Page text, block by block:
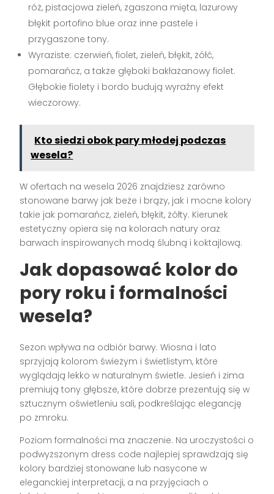
róż, pistacjowa zieleń, zgaszona mięta, lazurowy
błękit portofino blue oraz inne pastele i
przygaszone tony.
Wyraziste: czerwień, fiolet, zieleń, błękit, żółć,
pomarańcz, a także głęboki bakłażanowy fiolet.
Głębokie fiolety i bordo budują wyraźny efekt
wieczorowy.
Kto siedzi obok pary młodej podczas
wesela?
W ofertach na wesela 2026 znajdziesz zarówno
stonowane barwy jak beże i brązy, jak i mocne kolory
takie jak pomarańcz, zieleń, błękit, żółty. Kierunek
estetyczny opiera się na kolorach natury oraz
barwach inspirowanych modą ślubną i koktajlową.
Jak dopasować kolor do
pory roku i formalności
wesela?
Sezon wpływa na odbiór barwy. Wiosna i lato
sprzyjają kolorom świeżym i świetlistym, które
wyglądają lekko w naturalnym świetle. Jesień i zima
premiują tony głębsze, które dobrze prezentują się w
sztucznym oświetleniu sali, podkreślając elegancję
po zmroku.
Poziom formalności ma znaczenie. Na uroczystości o
podwyższonym dress code najlepiej sprawdzają się
kolory bardziej stonowane lub nasycone w
eleganckiej interpretacji, a na przyjęciach o